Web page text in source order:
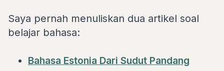
Saya pernah menuliskan dua artikel soal
belajar bahasa:
Bahasa Estonia Dari Sudut Pandang